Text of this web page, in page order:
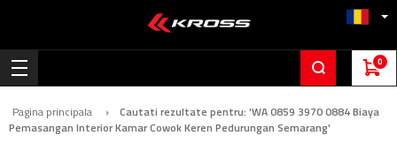
0
Pagina principala
Cautati rezultate pentru: 'WA 0859 3970 0884 Biaya
Pemasangan Interior Kamar Cowok Keren Pedurungan Semarang'